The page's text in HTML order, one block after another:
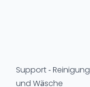
Support - Reinigung
und Wäsche